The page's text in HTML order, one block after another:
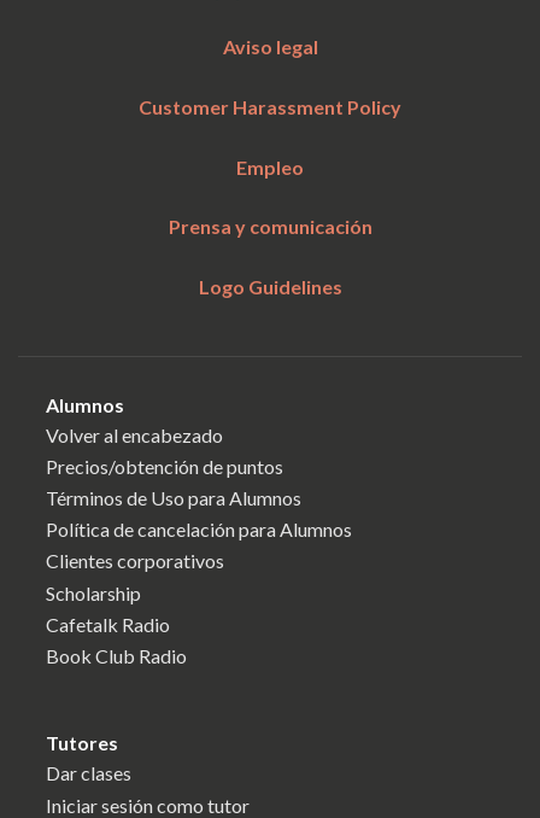
Aviso legal
Customer Harassment Policy
Empleo
Prensa y comunicación
Logo Guidelines
Alumnos
Volver al encabezado
Precios/obtención de puntos
Términos de Uso para Alumnos
Política de cancelación para Alumnos
Clientes corporativos
Scholarship
Cafetalk Radio
Book Club Radio
Tutores
Dar clases
Iniciar sesión como tutor